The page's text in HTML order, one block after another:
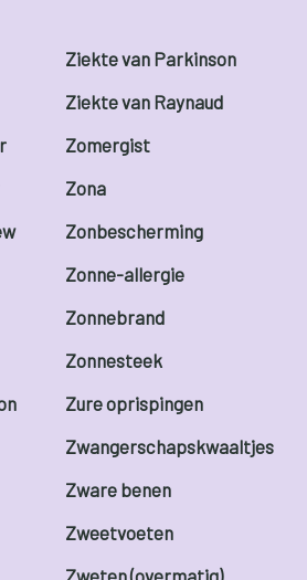
Ziekte van Parkinson
Ziekte van Raynaud
Zomergist
Zona
Zonbescherming
Zonne-allergie
Zonnebrand
Zonnesteek
Zure oprispingen
Zwangerschapskwaaltjes
Zware benen
Zweetvoeten
Zweten (overmatig)